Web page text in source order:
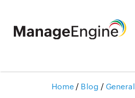
Home / Blog / General